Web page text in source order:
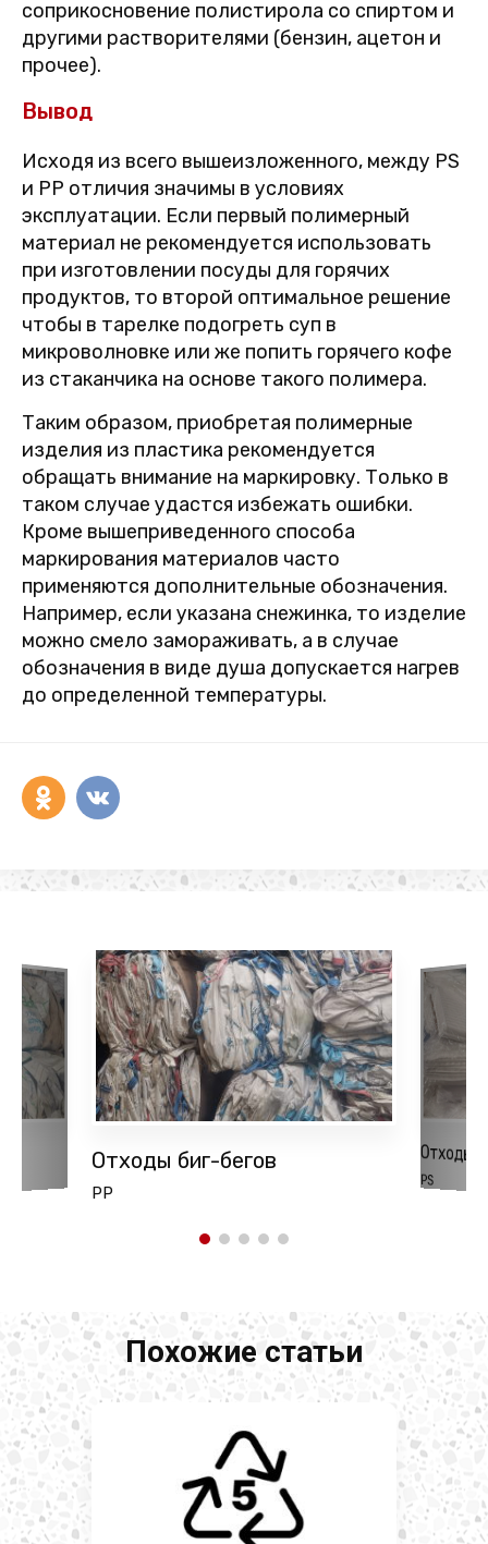
соприкосновение полистирола со спиртом и
другими растворителями (бензин, ацетон и
прочее).
Вывод
Исходя из всего вышеизложенного, между PS
и PP отличия значимы в условиях
эксплуатации. Если первый полимерный
материал не рекомендуется использовать
при изготовлении посуды для горячих
продуктов, то второй оптимальное решение
чтобы в тарелке подогреть суп в
микроволновке или же попить горячего кофе
из стаканчика на основе такого полимера.
Таким образом, приобретая полимерные
изделия из пластика рекомендуется
обращать внимание на маркировку. Только в
таком случае удастся избежать ошибки.
Кроме вышеприведенного способа
маркирования материалов часто
применяются дополнительные обозначения.
Например, если указана снежинка, то изделие
можно смело замораживать, а в случае
обозначения в виде душа допускается нагрев
до определенной температуры.
Отходы биг-бегов
PP
Отходы
РS
Похожие статьи